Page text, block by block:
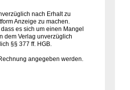
nach Erhalt zu
Anzeige zu machen.
es sich um einen Mangel
dem Verlag unverzüglich
§§ 377 ff. HGB.
angegeben werden.